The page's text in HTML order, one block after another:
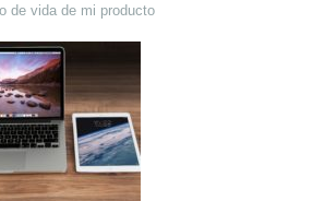
de vida de mi producto